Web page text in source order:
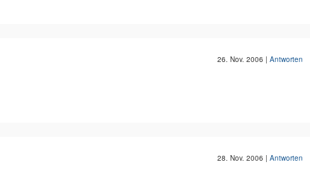
26. Nov. 2006 | Antworten
28. Nov. 2006 | Antworten